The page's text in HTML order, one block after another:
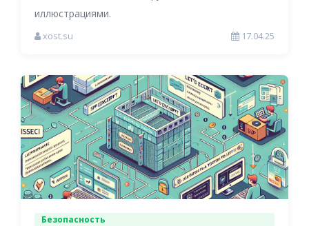
иллюстрациями.
xost.su 17.04.25
Безопасность